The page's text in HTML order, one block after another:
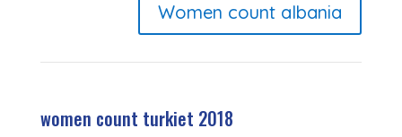
Women count albania
women count turkiet 2018